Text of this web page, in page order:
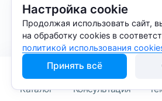
Копировать ссылку на
Предыдущая статья
Алгоритм SHA-256
Настройка cookie
Продолжая использовать сайт,
на обработку cookies в
политикой использования
Принять всё
Каталог Консультация